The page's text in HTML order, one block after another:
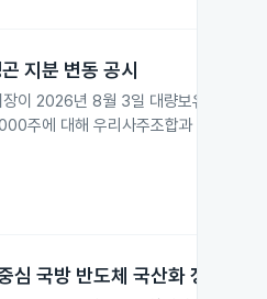
지분 변동 공시
장이 2026년 8월 3일 대량보유상황보
주에 대해 우리사주조합과 2029년
심 국방 반도체 국산화 정책 추진